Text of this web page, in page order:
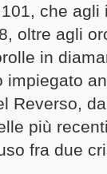
che
oltre agli
in
Reverso,
più
fra due